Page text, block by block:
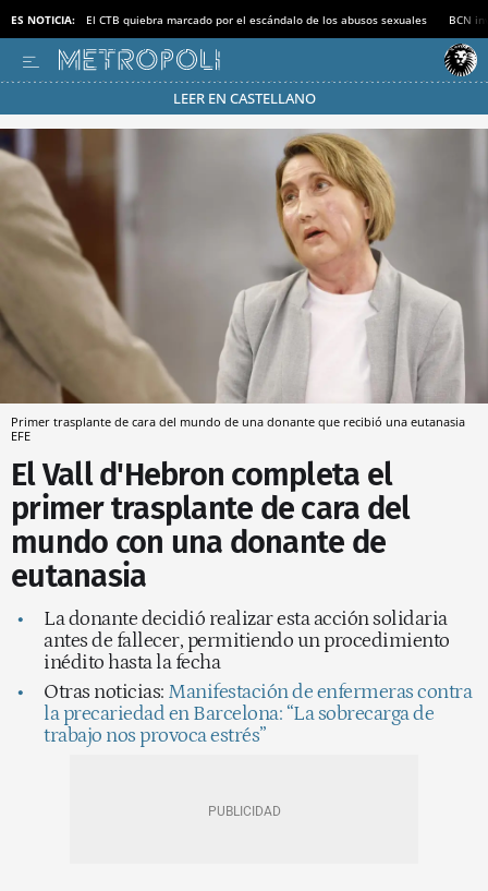
ES NOTICIA: El CTB quiebra marcado por el escándalo de los abusos sexuales BCN
LEER EN CASTELLANO
Pásate al MODO AHORRO
Primer trasplante de cara del mundo de una donante que recibió una eutanasia
EFE
El Vall d'Hebron completa el
primer trasplante de cara del
mundo con una donante de
eutanasia
La donante decidió realizar esta acción solidaria
antes de fallecer, permitiendo un procedimiento
inédito hasta la fecha
Otras noticias: Manifestación de enfermeras contra
la precariedad en Barcelona: “La sobrecarga de
trabajo nos provoca estrés”